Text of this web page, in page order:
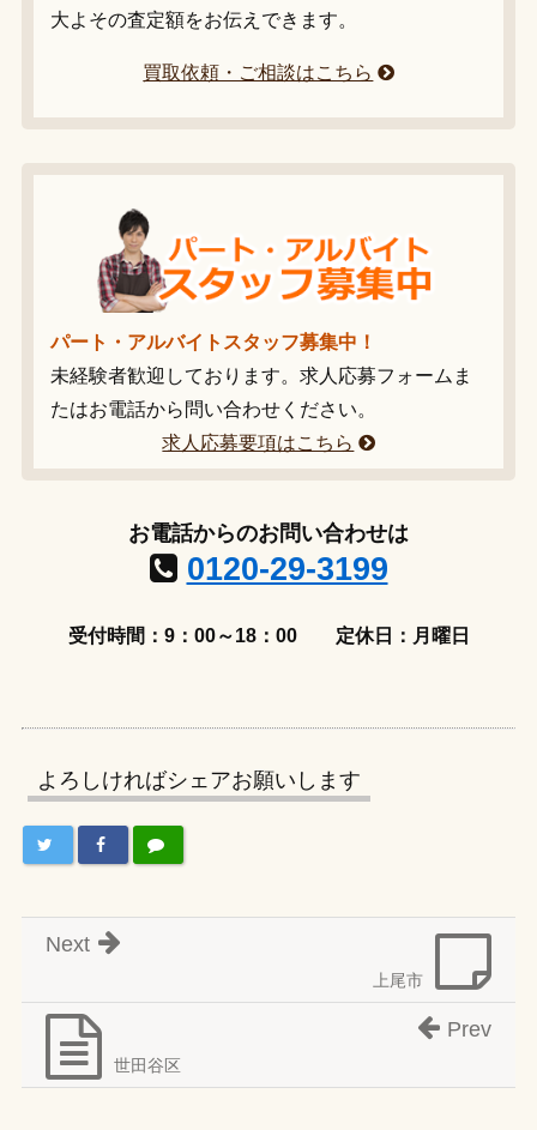
大よその査定額をお伝えできます。
買取依頼・ご相談はこちら
パート・アルバイトスタッフ募集中！
未経験者歓迎しております。求人応募フォームま
たはお電話から問い合わせください。
求人応募要項はこちら
お電話からのお問い合わせは
0120-29-3199
受付時間：9：00～18：00 定休日：月曜日
よろしければシェアお願いします
上尾市
Next
世田谷区
Prev